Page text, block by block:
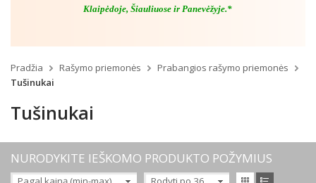
Klaipėdoje, Šiauliuose ir Panevėžyje.*
Pradžia Rašymo priemonės
Prabangios rašymo priemonės
Tušinukai
Tušinukai
NURODYKITE IEŠKOMO PRODUKTO POŽYMIUS